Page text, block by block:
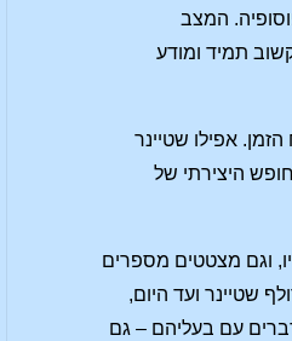
המצב
תמיד ומודע
אפילו שטיינר
היצירתי של
וגם מצטטים מספרים
שטיינר ועד היום,
עם בעליהם – גם